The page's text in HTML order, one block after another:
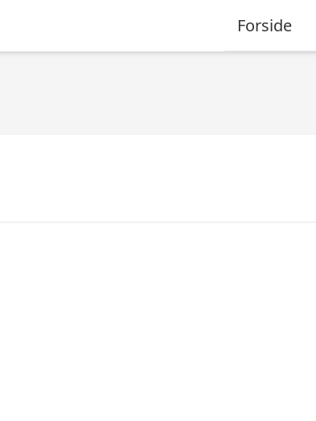
Forside